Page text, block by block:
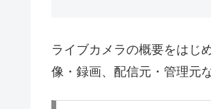
ライブカメラの概要をはじ
像・録画、配信元・管理元